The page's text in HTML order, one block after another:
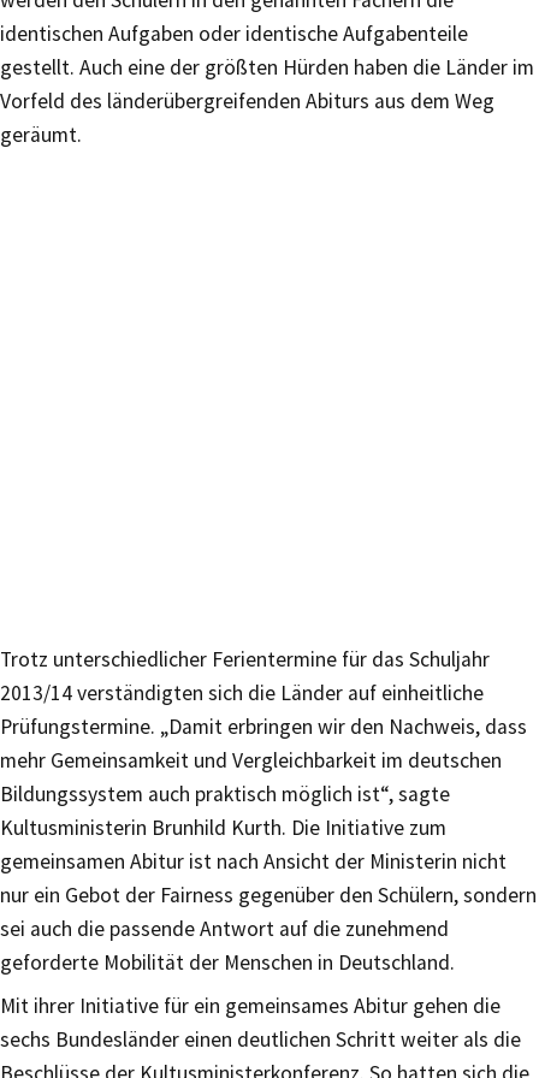
identischen Aufgaben oder identische Aufgabenteile
gestellt. Auch eine der größten Hürden haben die Länder im
Vorfeld des länderübergreifenden Abiturs aus dem Weg
geräumt.
Trotz unterschiedlicher Ferientermine für das Schuljahr
2013/14 verständigten sich die Länder auf einheitliche
Prüfungstermine. „Damit erbringen wir den Nachweis, dass
mehr Gemeinsamkeit und Vergleichbarkeit im deutschen
Bildungssystem auch praktisch möglich ist“, sagte
Kultusministerin Brunhild Kurth. Die Initiative zum
gemeinsamen Abitur ist nach Ansicht der Ministerin nicht
nur ein Gebot der Fairness gegenüber den Schülern, sondern
sei auch die passende Antwort auf die zunehmend
geforderte Mobilität der Menschen in Deutschland.
Mit ihrer Initiative für ein gemeinsames Abitur gehen die
sechs Bundesländer einen deutlichen Schritt weiter als die